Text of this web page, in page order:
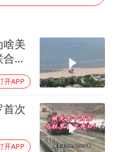
兵把枪口对准中国记者
根本不是扁平圆盘
谢霆锋演唱会隔空祝王菲生日快乐
构建更高水平的全民健身公共服务体系
啥美
国
开APP
次
开APP